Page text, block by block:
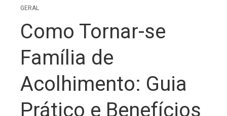
GERAL
Como Tornar-se
Família de
Acolhimento: Guia
Prático e Benefícios